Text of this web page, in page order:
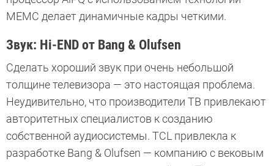
МЕМС делает динамичные кадры четкими.
Звук: Hi-END от Bang & Olufsen
Сделать хороший звук при очень небольшой
толщине телевизора — это настоящая проблема.
Неудивительно, что производители ТВ привлекают
авторитетных специалистов к созданию
собственной аудиосистемы. TCL привлекла к
разработке Bang & Olufsen — компанию с вековым